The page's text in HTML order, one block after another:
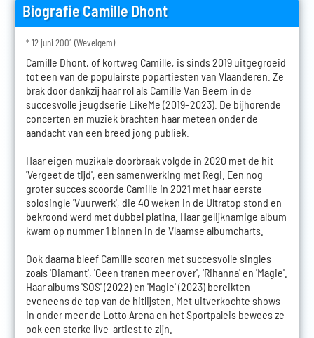
Biografie Camille Dhont
* 12 juni 2001 (Wevelgem)
Camille Dhont, of kortweg Camille, is sinds 2019 uitgegroeid
tot een van de populairste popartiesten van Vlaanderen. Ze
brak door dankzij haar rol als Camille Van Beem in de
succesvolle jeugdserie LikeMe (2019–2023). De bijhorende
concerten en muziek brachten haar meteen onder de
aandacht van een breed jong publiek.
Haar eigen muzikale doorbraak volgde in 2020 met de hit
'Vergeet de tijd', een samenwerking met Regi. Een nog
groter succes scoorde Camille in 2021 met haar eerste
solosingle 'Vuurwerk', die 40 weken in de Ultratop stond en
bekroond werd met dubbel platina. Haar gelijknamige album
kwam op nummer 1 binnen in de Vlaamse albumcharts.
Ook daarna bleef Camille scoren met succesvolle singles
zoals 'Diamant', 'Geen tranen meer over', 'Rihanna' en 'Magie'.
Haar albums 'SOS' (2022) en 'Magie' (2023) bereikten
eveneens de top van de hitlijsten. Met uitverkochte shows
in onder meer de Lotto Arena en het Sportpaleis bewees ze
ook een sterke live-artiest te zijn.